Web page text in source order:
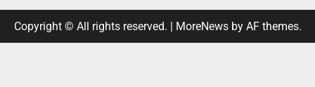
Copyright © All rights reserved. MoreNewsby AF themes.